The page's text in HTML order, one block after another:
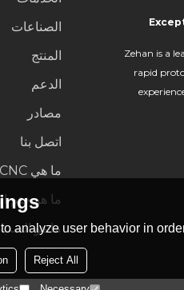
Zehan is a
rapid
الصناعات
المنتج
الدعم
مصادر
اتصل بنا
ما هي CNC؟
ما هو ختم
ما هوuser behavior in
Reject All